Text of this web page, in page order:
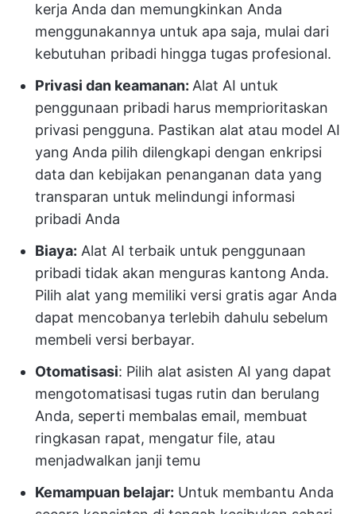
kerja Anda dan memungkinkan Anda
menggunakannya untuk apa saja, mulai dari
kebutuhan pribadi hingga tugas profesional.
Privasi dan keamanan: Alat AI untuk
penggunaan pribadi harus memprioritaskan
privasi pengguna. Pastikan alat atau model AI
yang Anda pilih dilengkapi dengan enkripsi
data dan kebijakan penanganan data yang
transparan untuk melindungi informasi
pribadi Anda
Biaya: Alat AI terbaik untuk penggunaan
pribadi tidak akan menguras kantong Anda.
Pilih alat yang memiliki versi gratis agar Anda
dapat mencobanya terlebih dahulu sebelum
membeli versi berbayar.
Otomatisasi: Pilih alat asisten AI yang dapat
mengotomatisasi tugas rutin dan berulang
Anda, seperti membalas email, membuat
ringkasan rapat, mengatur file, atau
menjadwalkan janji temu
Kemampuan belajar: Untuk membantu Anda